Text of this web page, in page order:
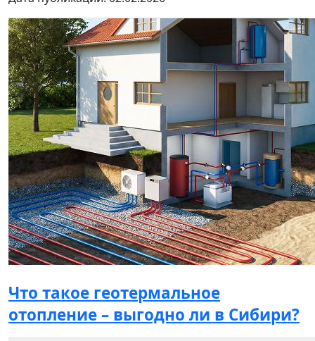
Что такое геотермальное
отопление – выгодно ли в Сибири?